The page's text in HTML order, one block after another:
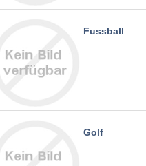
Fussball
Golf